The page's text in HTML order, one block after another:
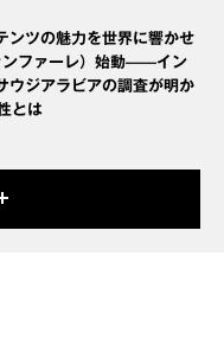
ンツの魅力を世界に響かせ
ファーレ）始動——イン
ウジアラビアの調査が明か
とは